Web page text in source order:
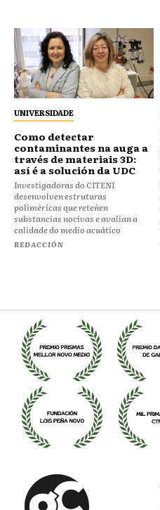
UNIVERSIDADE
Como detectar
contaminantes na auga a
través de materiais 3D:
así é a solución da UDC
Investigadoras do CITENI
desenvolven estruturas
poliméricas que reteñen
substancias nocivas e avalian a
calidade do medio acuático
REDACCIÓN